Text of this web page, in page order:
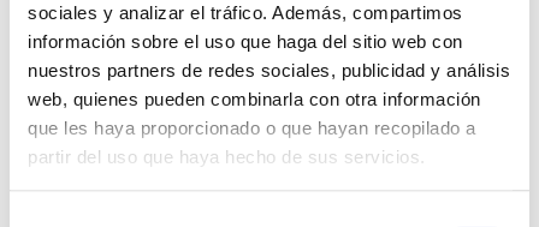
sociales y analizar el tráfico. Además, compartimos
información sobre el uso que haga del sitio web con
nuestros partners de redes sociales, publicidad y análisis
web, quienes pueden combinarla con otra información
que les haya proporcionado o que hayan recopilado a
partir del uso que haya hecho de sus servicios.
YA ESTOY EMBARAZADA